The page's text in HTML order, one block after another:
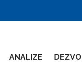
ANALIZE